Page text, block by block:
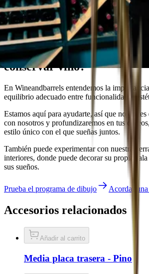
Asesor de Wineandbarrels
¿Estás buscando la solución
conservar vino?
En Wineandbarrels entendemos la
equilibrio adecuado entre funcionalidad y
Estamos aquí para ayudarte, así que no
con nosotros y profundizaremos en tus
estilo único con el que sueñas juntos.
También puede experimentar con nuestra
interiores, donde puede decorar su propia
sus sueños.
Prueba el programa de dibujo Acordar
Accesorios relacionados
Añadir al carrito
Media placa trasera - Pino